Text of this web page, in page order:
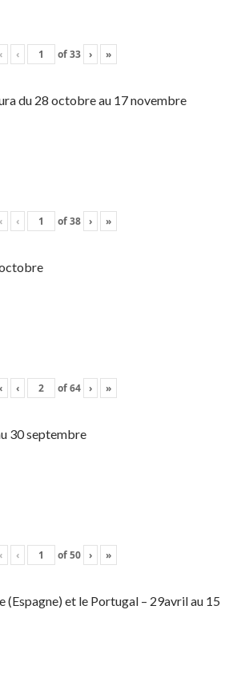
‹ of33 › »
du 28 octobre au 17 novembre
‹ of38 › »
‹ of64 › »
30 septembre
‹ of50 › »
(Espagne) et le Portugal – 29avril au 15